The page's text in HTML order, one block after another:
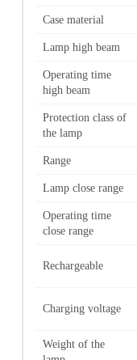
Case material
Lamp high beam
Operating time
high beam
Protection class of
the lamp
Range
Lamp close range
Operating time
close range
Rechargeable
Charging voltage
Weight of the